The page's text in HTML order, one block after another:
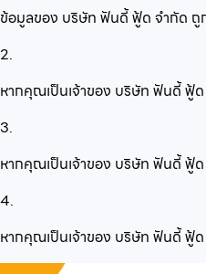
ข้อมูลของ บริษัท ฟันดี้ ฟู้ด จำกัด ถู
2.
หากคุณเป็นเจ้าของ บริษัท ฟันดี้ ฟู้ด
3.
หากคุณเป็นเจ้าของ บริษัท ฟันดี้ ฟู้ด
4.
หากคุณเป็นเจ้าของ บริษัท ฟันดี้ ฟู้ด